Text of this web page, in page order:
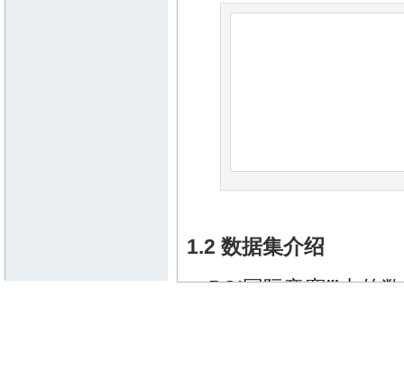
1.2 数据集介绍
BCI国际竞赛Ⅲ中的